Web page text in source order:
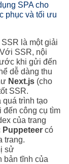
SPA cho
phục và tối ưu
SSR là một giải
SSR, nội
khi gửi đến
dễ dàng thu
Next.js (cho
SSR.
quá trình tạo
đến công cụ tìm
của trang
Puppeteer có
trang.
sử
bản tĩnh của